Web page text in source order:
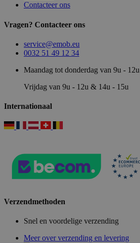
Contacteer ons
Vragen? Contacteer ons
service@emob.eu
0032 51 49 12 34
Maandag tot donderdag van 9u -
Vrijdag van 9u - 12u & 14u - 15u
Internationaal
Verzendmethoden
Snel en voordelige verzending
Meer over verzending en levering